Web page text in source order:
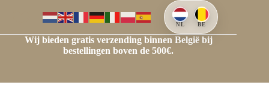
inhoud
NL BE
Wij bieden gratis verzending binnen België bij
bestellingen boven de 500€.